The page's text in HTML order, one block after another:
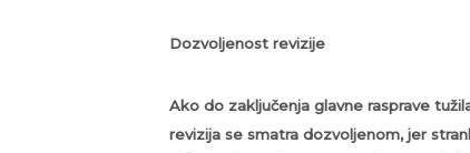
Dozvoljenost revizije
Ako do zaključenja glavne rasprave
revizija se smatra dozvoljenom, jer